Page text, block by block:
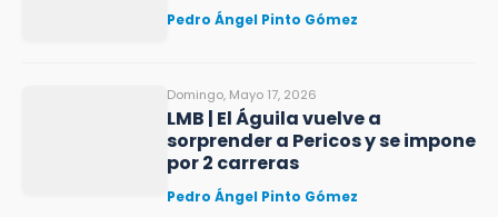
Pedro Ángel Pinto Gómez
Domingo, Mayo 17, 2026
LMB | El Águila vuelve a
sorprender a Pericos y se impone
por 2 carreras
Pedro Ángel Pinto Gómez